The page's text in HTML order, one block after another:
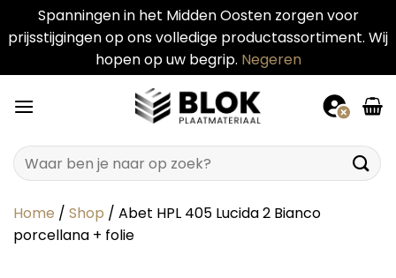
Spanningen in het Midden Oosten zorgen voor
prijsstijgingen op ons volledige productassortiment. Wij
hopen op uw begrip. Negeren
naar
Zoeken
naar:
Home / Shop / Abet HPL 405 Lucida 2 Bianco
porcellana + folie